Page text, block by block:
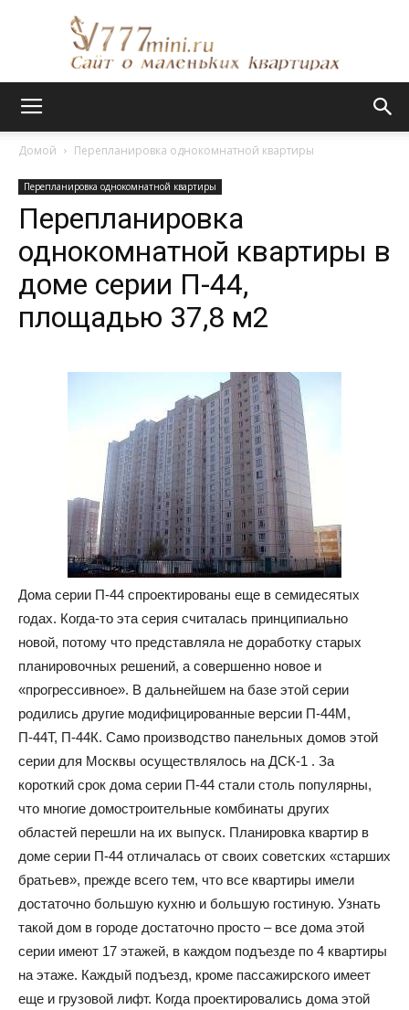
о
маленьких
и
домах:
интерьеры,
фото,
советы
и
статьи
Домой Перепланировка однокомнатной квартиры
Перепланировка однокомнатной квартиры
Перепланировка
однокомнатной квартиры в
доме серии П-44,
площадью 37,8 м2
Дома серии П-44 спроектированы еще в семидесятых
годах. Когда-то эта серия считалась принципиально
новой, потому что представляла не доработку старых
планировочных решений, а совершенно новое и
«прогрессивное». В дальнейшем на базе этой серии
родились другие модифицированные версии П-44М,
П-44Т, П-44К. Само производство панельных домов этой
серии для Москвы осуществлялось на ДСК-1 . За
короткий срок дома серии П-44 стали столь популярны,
что многие домостроительные комбинаты других
областей перешли на их выпуск. Планировка квартир в
доме серии П-44 отличалась от своих советских «старших
братьев», прежде всего тем, что все квартиры имели
достаточно большую кухню и большую гостиную. Узнать
такой дом в городе достаточно просто – все дома этой
серии имеют 17 этажей, в каждом подъезде по 4 квартиры
на этаже. Каждый подъезд, кроме пассажирского имеет
еще и грузовой лифт. Когда проектировались дома этой